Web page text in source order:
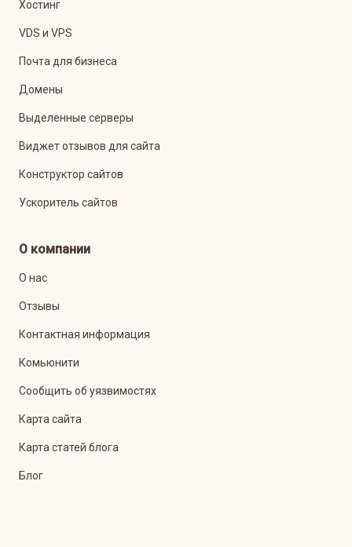
Хостинг
VDS и VPS
Почта для бизнеса
Домены
Выделенные серверы
Виджет отзывов для сайта
Конструктор сайтов
Ускоритель сайтов
О компании
О нас
Отзывы
Контактная информация
Комьюнити
Сообщить об уязвимостях
Карта сайта
Карта статей блога
Блог